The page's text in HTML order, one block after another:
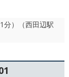
）（西田辺駅